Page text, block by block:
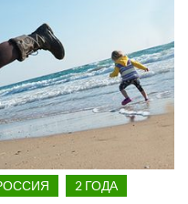
2 ГОДА